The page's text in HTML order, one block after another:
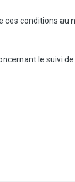
ces conditions au
le suivi de